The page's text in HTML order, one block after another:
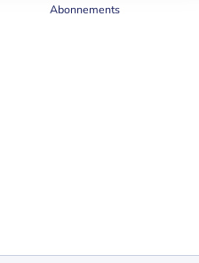
Abonnements